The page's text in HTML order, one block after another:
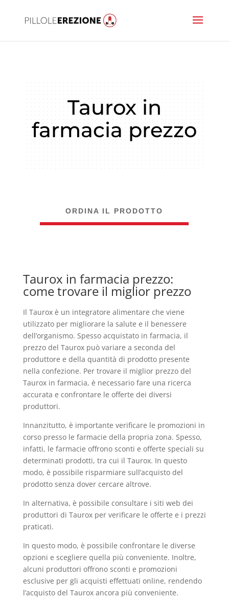
Taurox in
farmacia prezzo
ORDINA IL PRODOTTO
Taurox in farmacia prezzo:
come trovare il miglior prezzo
Il Taurox è un integratore alimentare che viene
utilizzato per migliorare la salute e il benessere
dell’organismo. Spesso acquistato in farmacia, il
prezzo del Taurox può variare a seconda del
produttore e della quantità di prodotto presente
nella confezione. Per trovare il miglior prezzo del
Taurox in farmacia, è necessario fare una ricerca
accurata e confrontare le offerte dei diversi
produttori.
Innanzitutto, è importante verificare le promozioni in
corso presso le farmacie della propria zona. Spesso,
infatti, le farmacie offrono sconti e offerte speciali su
determinati prodotti, tra cui il Taurox. In questo
modo, è possibile risparmiare sull’acquisto del
prodotto senza dover cercare altrove.
In alternativa, è possibile consultare i siti web dei
produttori di Taurox per verificare le offerte e i prezzi
praticati.
In questo modo, è possibile confrontare le diverse
opzioni e scegliere quella più conveniente. Inoltre,
alcuni produttori offrono sconti e promozioni
esclusive per gli acquisti effettuati online, rendendo
l’acquisto del Taurox ancora più conveniente.